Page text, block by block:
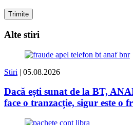
Alte stiri
Stiri | 05.08.2026
Dacă ești sunat de la BT,
face o tranzacție, sigur este o